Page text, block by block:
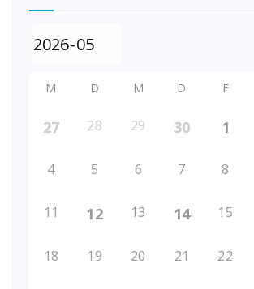
M D M D F
27 28 29 30 1
4 5 6 7 8
11 12 13 14 15
18 19 20 21 22